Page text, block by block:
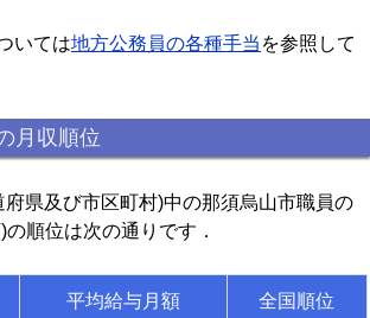
いては地方公務員の各種手当 を参照して
月収順位
県及び市区町村)中の那須烏山市職員の
順位は次の通りです．
平均給与月額 全国順位